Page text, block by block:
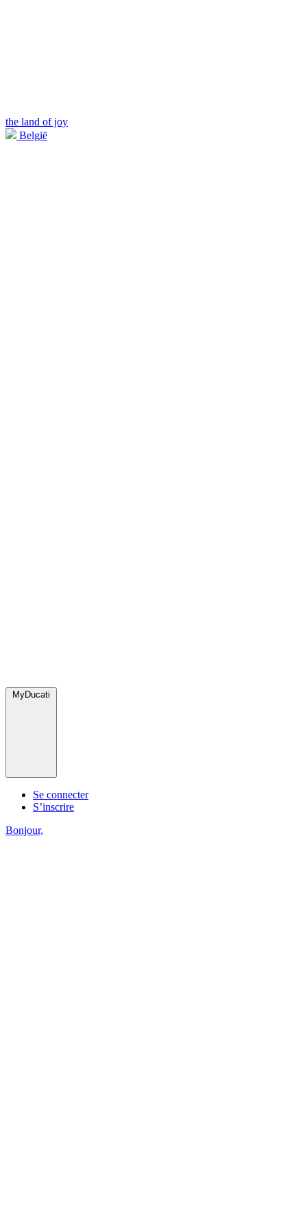
the land of joy
België
MyDucati
Se connecter
S’inscrire
Bonjour,